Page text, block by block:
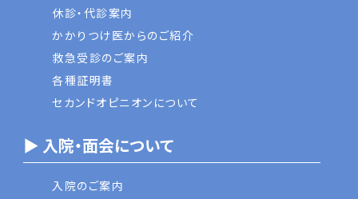
休診・代診案内
かかりつけ医からのご紹介
救急受診のご案内
各種証明書
セカンドオピニオンについて
▶ 入院・面会について
入院のご案内